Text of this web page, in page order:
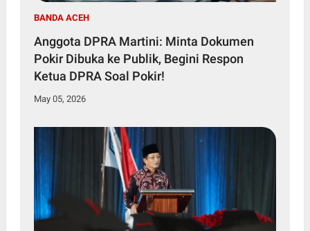
BANDA ACEH
Anggota DPRA Martini: Minta Dokumen
Pokir Dibuka ke Publik, Begini Respon
Ketua DPRA Soal Pokir!
May 05, 2026